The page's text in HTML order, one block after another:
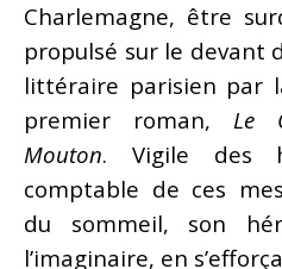
Charlemagne, être
propulsé sur le devant
littéraire parisien par
premier roman, Le
Mouton. Vigile des
comptable de ces
du sommeil, son
l’imaginaire, en